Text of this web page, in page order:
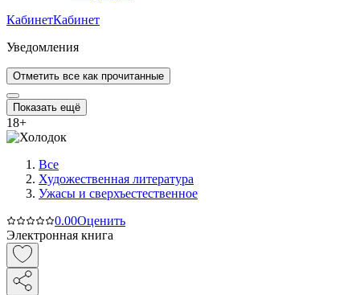
КабинетКабинет
Уведомления
Отметить все как прочитанные
Показать ещё
18+
Все
Художественная литература
Ужасы и сверхъестественное
0.00Оценить
Электронная книга